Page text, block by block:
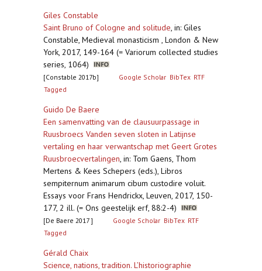
Giles Constable
Saint Bruno of Cologne and solitude, in: Giles
Constable, Medieval monasticism , London & New
York, 2017, 149-164 (= Variorum collected studies
series, 1064)
[Constable 2017b] Google Scholar BibTex RTF
Tagged
Guido De Baere
Een samenvatting van de clausuurpassage in
Ruusbroecs Vanden seven sloten in Latijnse
vertaling en haar verwantschap met Geert Grotes
Ruusbroecvertalingen, in: Tom Gaens, Thom
Mertens & Kees Schepers (eds.), Libros
sempiternum animarum cibum custodire voluit.
Essays voor Frans Hendrickx, Leuven, 2017, 150-
177, 2 ill. (= Ons geestelijk erf, 88:2-4)
[De Baere 2017 ] Google Scholar BibTex RTF
Tagged
Gérald Chaix
Science, nations, tradition. L’historiographie